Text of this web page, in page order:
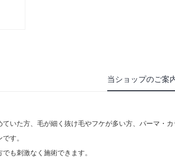
当ショップのご案
いた方、毛が細く抜け毛やフケが多い方、パーマ・
す。
も刺激なく施術できます。